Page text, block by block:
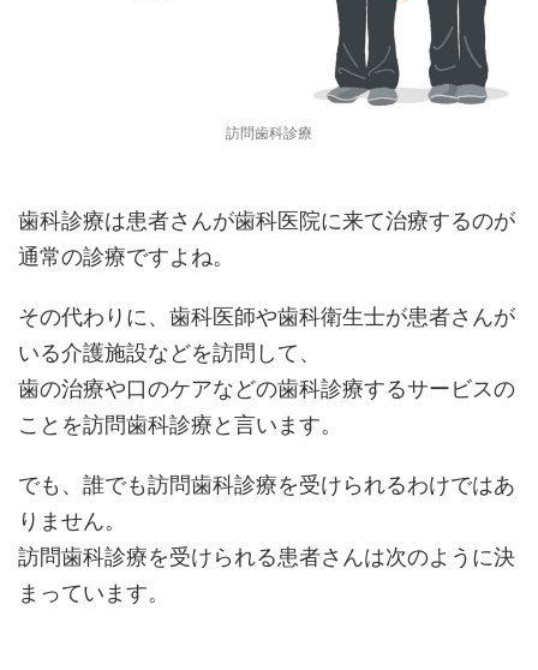
訪問歯科診療
歯科診療は患者さんが歯科医院に来て治療するのが
通常の診療ですよね。
その代わりに、歯科医師や歯科衛生士が患者さんが
いる介護施設などを訪問して、
歯の治療や口のケアなどの歯科診療するサービスの
ことを訪問歯科診療と言います。
でも、誰でも訪問歯科診療を受けられるわけではあ
りません。
訪問歯科診療を受けられる患者さんは次のように決
まっています。